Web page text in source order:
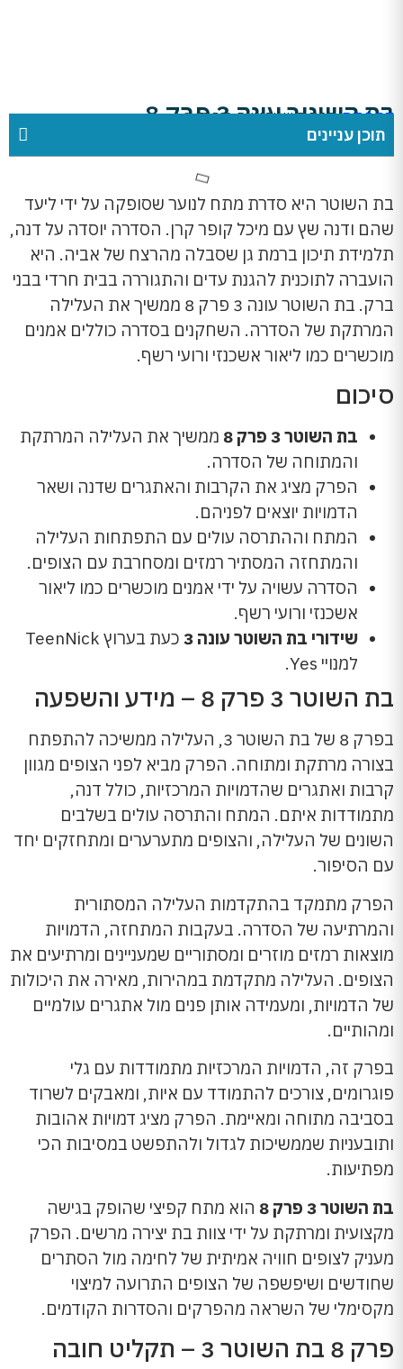
בת השוטר עונה 3 פרק 8
דף הבית»בת השוטר עונה 3 פרק 8
תוכן עניינים
בת השוטר היא סדרת מתח לנוער שסופקה על ידי ליעד
שהם ודנה שץ עם מיכל קופר קרן. הסדרה יוסדה על דנה,
תלמידת תיכון ברמת גן שסבלה מהרצח של אביה. היא
הועברה לתוכנית להגנת עדים והתגוררה בבית חרדי בבני
ברק. בת השוטר עונה 3 פרק 8 ממשיך את העלילה
המרתקת של הסדרה. השחקנים בסדרה כוללים אמנים
מוכשרים כמו ליאור אשכנזי ורועי רשף.
סיכום
בת השוטר 3 פרק 8
ממשיך את העלילה המרתקת
והמתוחה של הסדרה.
הפרק מציג את הקרבות והאתגרים שדנה ושאר
הדמויות יוצאים לפניהם.
המתח וההתרסה עולים עם התפתחות העלילה
והמתחזה המסתיר רמזים ומסחרבת עם הצופים.
הסדרה עשויה על ידי אמנים מוכשרים כמו ליאור
אשכנזי ורועי רשף.
שידורי בת השוטר עונה 3
כעת בערוץ TeenNick
למנויי Yes.
בת השוטר 3 פרק 8 – מידע והשפעה
בפרק 8 של בת השוטר 3, העלילה ממשיכה להתפתח
בצורה מרתקת ומתוחה. הפרק מביא לפני הצופים מגוון
קרבות ואתגרים שהדמויות המרכזיות, כולל דנה,
מתמודדות איתם. המתח והתרסה עולים בשלבים
השונים של העלילה, והצופים מתערערים ומתחזקים יחד
עם הסיפור.
הפרק מתמקד בהתקדמות העלילה המסתורית
והמרתיעה של הסדרה. בעקבות המתחזה, הדמויות
מוצאות רמזים מוזרים ומסתוריים שמעניינים ומרתיעים את
הצופים. העלילה מתקדמת במהירות, מאירה את היכולות
של הדמויות, ומעמידה אותן פנים מול אתגרים עולמיים
ומהותיים.
בפרק זה, הדמויות המרכזיות מתמודדות עם גלי
פוגרומים, צורכים להתמודד עם איות, ומאבקים לשרוד
בסביבה מתוחה ומאיימת. הפרק מציג דמויות אהובות
ותובעניות שממשיכות לגדול ולהתפשט במסיבות הכי
מפתיעות.
בת השוטר 3 פרק 8
הוא מתח קפיצי שהופק בגישה
מקצועית ומרתקת על ידי צוות בת יצירה מרשים. הפרק
מעניק לצופים חוויה אמיתית של לחימה מול הסתרים
שחודשים ושיפשפה של הצופים התרועה למיצוי
מקסימלי של השראה מהפרקים והסדרות הקודמים.
פרק 8 בת השוטר 3 – תקליט חובה